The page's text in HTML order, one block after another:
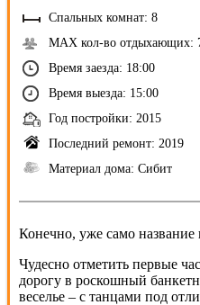
Спальных комнат: 8
MAX кол-во отдыхающих:
Время заезда: 18:00
Время выезда: 15:00
Год постройки: 2015
Последний ремонт: 2019
Материал дома: Сибит
Конечно, уже само название
Чудесно отметить первые
дорогу в роскошный
веселье – с танцами под